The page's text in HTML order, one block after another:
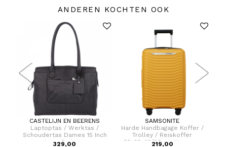
ANDEREN KOCHTEN OOK
CASTELIJN EN BEERENS
Laptoptas / Werktas /
Schoudertas Dames 15 Inch
Leer Carisma
329,00
SAMSONITE
Harde Handbagage Koffer /
Trolley / Reiskoffer
55x35x23/26 cm Upscape
219,00